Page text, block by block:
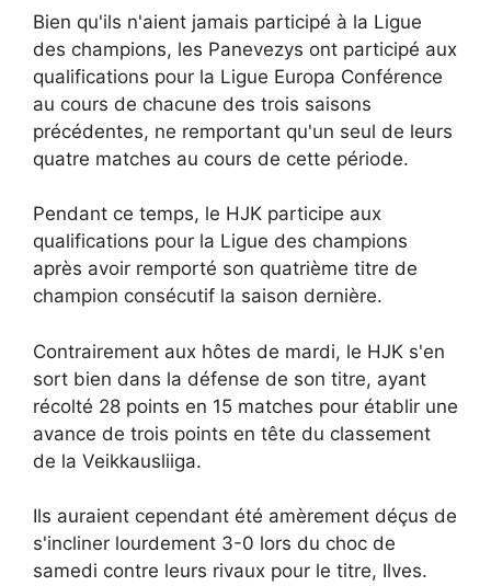
Bien qu'ils n'aient jamais participé à la Ligue
des champions, les Panevezys ont participé aux
qualifications pour la Ligue Europa Conférence
au cours de chacune des trois saisons
précédentes, ne remportant qu'un seul de leurs
quatre matches au cours de cette période.
Pendant ce temps, le HJK participe aux
qualifications pour la Ligue des champions
après avoir remporté son quatrième titre de
champion consécutif la saison dernière.
Contrairement aux hôtes de mardi, le HJK s'en
sort bien dans la défense de son titre, ayant
récolté 28 points en 15 matches pour établir une
avance de trois points en tête du classement
de la Veikkausliiga.
Ils auraient cependant été amèrement déçus de
s'incliner lourdement 3-0 lors du choc de
samedi contre leurs rivaux pour le titre, Ilves.